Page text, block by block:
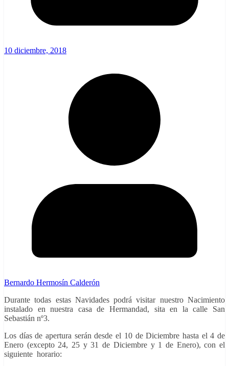
10 diciembre, 2018
Bernardo Hermosín Calderón
Durante todas estas Navidades podrá visitar nuestro Nacimiento
instalado en nuestra casa de Hermandad, sita en la calle San
Sebastián nº3.
Los días de apertura serán desde el 10 de Diciembre hasta el 4 de
Enero (excepto 24, 25 y 31 de Diciembre y 1 de Enero), con el
siguiente horario: